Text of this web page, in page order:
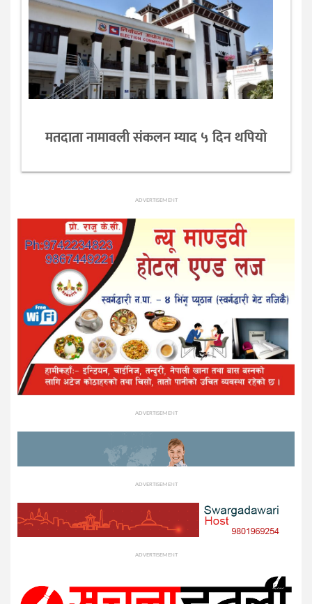
मतदाता नामावली संकलन म्याद ५ दिन थपियो
ADVERTISEMENT
ADVERTISEMENT
ADVERTISEMENT
ADVERTISEMENT